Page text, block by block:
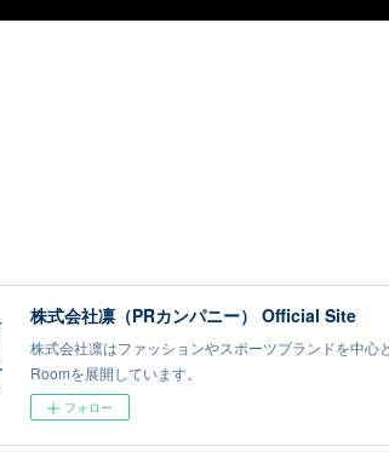
株式会社凛（PRカンパニー） Official Site
株式会社凛はファッションやスポーツブランドを中
Roomを展開しています。
フォロー